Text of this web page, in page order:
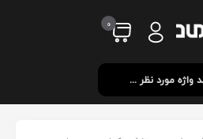
0